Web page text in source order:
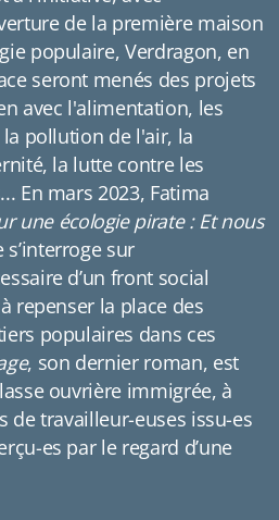
de la première maison
populaire, Verdragon, en
seront menés des projets
avec l'alimentation, les
pollution de l'air, la
la lutte contre les
En mars 2023, Fatima
une écologie pirate : Et nous
sur
d’un front social
repenser la place des
populaires dans ces
, son dernier roman, est
ouvrière immigrée, à
de travailleur-euses issu-es
es par le regard d’une